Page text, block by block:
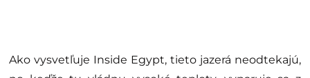
Ako vysvetľuje Inside Egypt, tieto jazerá neodtekajú,